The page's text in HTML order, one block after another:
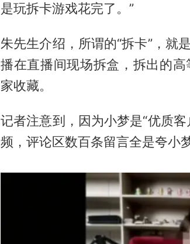
是玩拆卡游戏花完了。”
朱先生介绍，所谓的“拆卡”，就
播在直播间现场拆盒，拆出的
家收藏。
记者注意到，因为小梦是“优质
频，评论区数百条留言全是夸小梦